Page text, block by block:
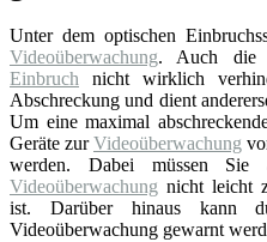
Unter dem optischen
Videoüberwachung. Auch
Einbruch nicht wirklich
Abschreckung und dient
Um eine maximal
Geräte zurVideoüberwachung
werden. Dabei müssen Sie
Videoüberwachung nicht leicht
ist. Darüber hinaus kann
Videoüberwachung gewarnt